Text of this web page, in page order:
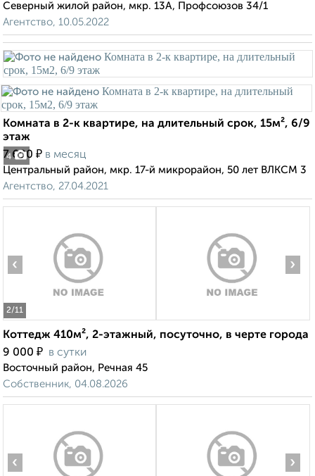
Северный жилой район, мкр. 13А, Профсоюзов 34/1
Агентство, 10.05.2022
4
Комната в 2-к квартире, на длительный срок, 15м², 6/9
этаж
7 600 ₽ в месяц
Центральный район, мкр. 17-й микрорайон, 50 лет ВЛКСМ 3
Агентство, 27.04.2021
2/11
‹ ›
Коттедж 410м², 2-этажный, посуточно, в черте города
9 000 ₽ в сутки
Восточный район, Речная 45
Собственник, 04.08.2026
‹ ›